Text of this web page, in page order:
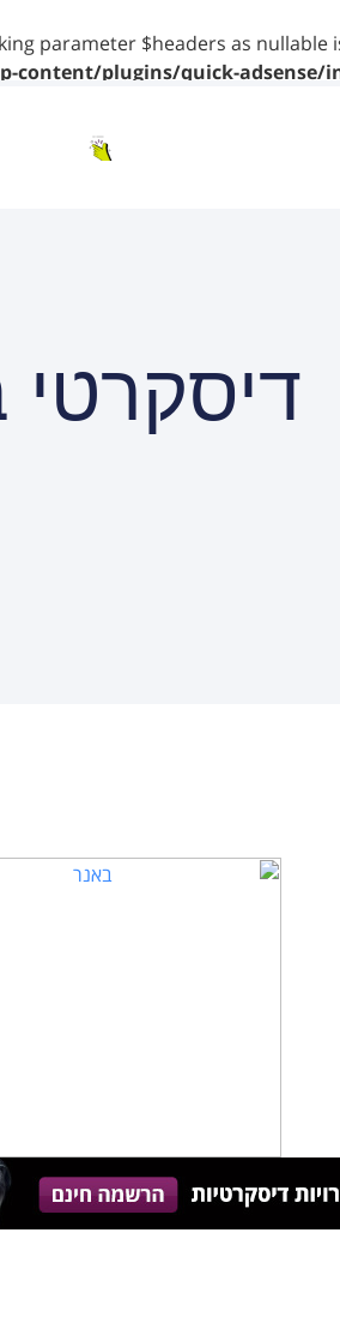
parameter $headers as
plugins/quick-adsense/
דיסקרטי